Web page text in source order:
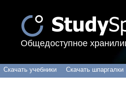
Общедоступное
Скачать учебники Скачать шпаргалки